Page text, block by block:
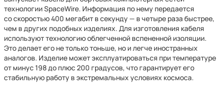
технологии SpaceWire. Информация по нему передается
со скоростью 400 мегабит в секунду — в четыре раза быстрее,
чем в других подобных изделиях. Для изготовления кабеля
используют технологию облегченной вспененной изоляции.
Это делает его не только тоньше, но и легче иностранных
аналогов. Изделие может эксплуатироваться при температуре
от минус 198 до плюс 200 градусов, что гарантирует его
стабильную работу в экстремальных условиях космоса.